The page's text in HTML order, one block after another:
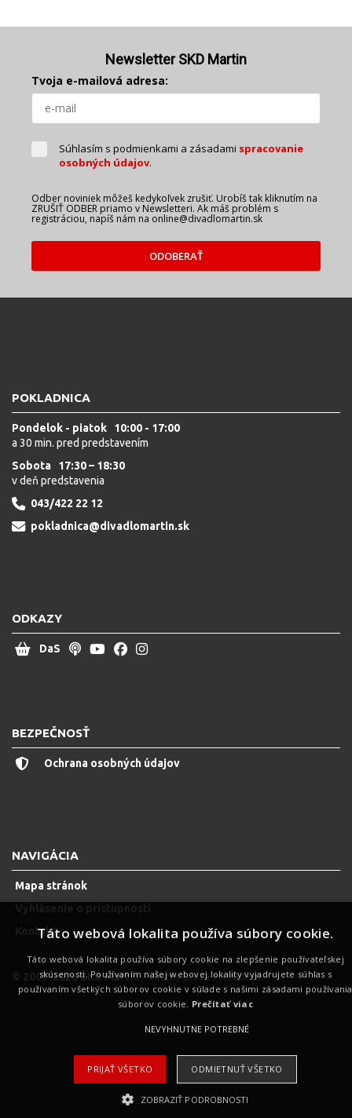
Newsletter SKD Martin
Tvoja e-mailová adresa:
Súhlasím s podmienkami a zásadami spracovanie
osobných údajov.
Odber noviniek môžeš kedykoľvek zrušiť. Urobíš tak kliknutím na
ZRUŠIŤ ODBER priamo v Newsletteri. Ak máš problém s
registráciou, napíš nám na online@divadlomartin.sk
ODOBERAŤ
POKLADNICA
Pondelok - piatok 10:00 - 17:00
a 30 min. pred predstavením
Sobota 17:30 – 18:30
v deň predstavenia
043/422 22 12
pokladnica@divadlomartin.sk
ODKAZY
DaS
BEZPEČNOSŤ
Ochrana osobných údajov
NAVIGÁCIA
Mapa stránok
Kontakty
© 2007-2026 SKD Martin- Všetky práva vyhradené
Táto webová lokalita používa súbory cookie.
Táto webová lokalita používa súbory cookie na zlepšenie používateľskej
skúsenosti. Používaním našej webovej lokality vyjadrujete súhlas s
používaním všetkých súborov cookie v súlade s našimi zásadami používania
súborov cookie. Prečítať viac
NEVYHNUTNE POTREBNÉ
PRIJAŤ VŠETKO ODMIETNUŤ VŠETKO
ZOBRAZIŤ PODROBNOSTI